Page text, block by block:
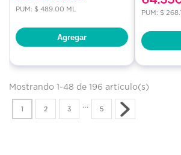
PUM: $ 489.00 ML
Agregar
PUM: $
Mostrando 1-48 de 196 artículo(s)
1 2 3 … 5